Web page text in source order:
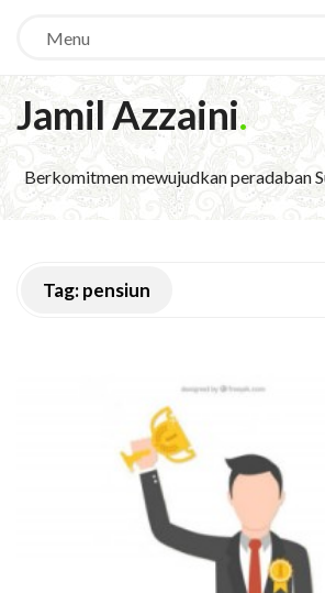
Menu
Jamil Azzaini.
Berkomitmen mewujudkan peradaban
Tag:pensiun